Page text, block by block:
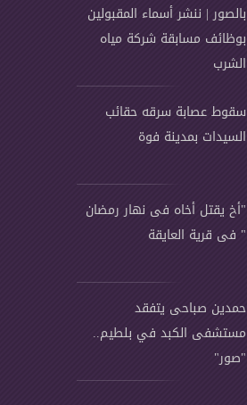
بالصور | ننشر أسماء المقبولين
بوظائف مسابقة شركة مياه
الشرب
سقوط عصابة سرقه حقائب
السيدات بمدينة فوة
"أخ يقتل أخاه فى نهار رمضان
" فى قرية العايقة
حمدين صباحى يتفقد
مستشفى الكبد في بلطيم..
"صور"